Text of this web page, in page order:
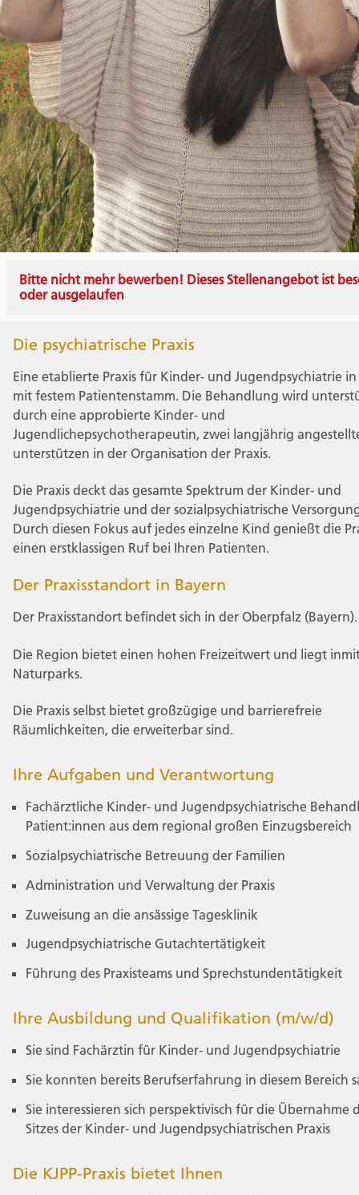
Bitte nicht mehr bewerben! Dieses Stellenangebot ist
oder ausgelaufen
Die psychiatrische Praxis
Eine etablierte Praxis für Kinder- und Jugendpsychiatrie
mit festem Patientenstamm. Die Behandlung wird
durch eine approbierte Kinder- und
Jugendlichepsychotherapeutin, zwei langjährig
unterstützen in der Organisation der Praxis.
Die Praxis deckt das gesamte Spektrum der Kinder- und
Jugendpsychiatrie und der sozialpsychiatrische
Durch diesen Fokus auf jedes einzelne Kind genießt die
einen erstklassigen Ruf bei Ihren Patienten.
Der Praxisstandort in Bayern
Der Praxisstandort befindet sich in der Oberpfalz
Die Region bietet einen hohen Freizeitwert und liegt
Naturparks.
Die Praxis selbst bietet großzügige und barrierefreie
Räumlichkeiten, die erweiterbar sind.
Ihre Aufgaben und Verantwortung
Fachärztliche Kinder- und Jugendpsychiatrische
Patient:innen aus dem regional großen Einzugsbereich
Sozialpsychiatrische Betreuung der Familien
Administration und Verwaltung der Praxis
Zuweisung an die ansässige Tagesklinik
Jugendpsychiatrische Gutachtertätigkeit
Führung des Praxisteams und Sprechstundentätigkeit
Ihre Ausbildung und Qualifikation (m/w/d)
Sie sind Fachärztin für Kinder- und Jugendpsychiatrie
Sie konnten bereits Berufserfahrung in diesem Bereich
Sie interessieren sich perspektivisch für die Übernahme
Sitzes der Kinder- und Jugendpsychiatrischen Praxis
Die KJPP-Praxis bietet Ihnen